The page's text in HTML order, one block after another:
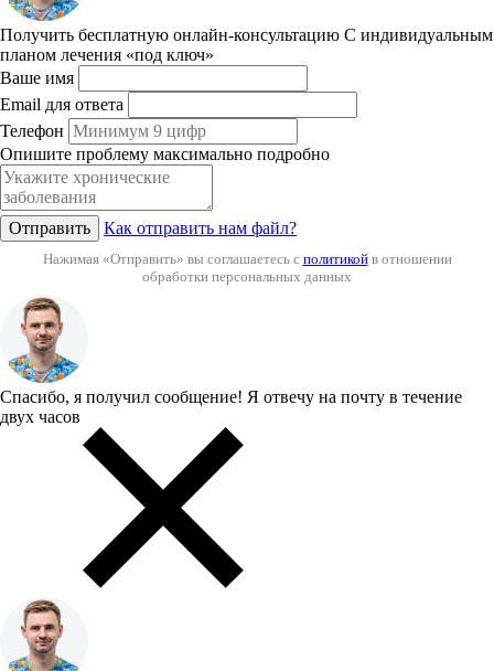
Получить бесплатную онлайн-консультацию С индивидуальным
планом лечения «под ключ»
Ваше имя
Email для ответа
Телефон
Опишите проблему максимально подробно
Отправить Как отправить нам файл?
Нажимая «Отправить» вы соглашаетесь с политикойв отношении
обработки персональных данных
Спасибо, я получил сообщение! Я отвечу на почту в течение
двух часов